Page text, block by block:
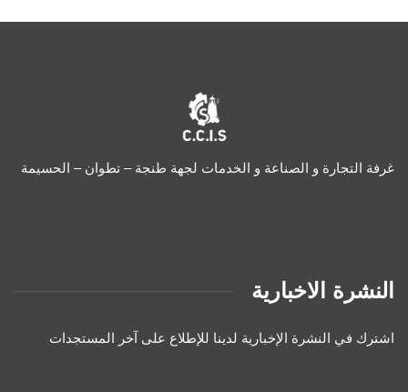
غرفة التجارة و الصناعة و الخدمات لجهة طنجة – تطوان – الحسيمة
النشرة الاخبارية
اشترك في النشرة الإخبارية لدينا للإطلاع على آخر المستجدات